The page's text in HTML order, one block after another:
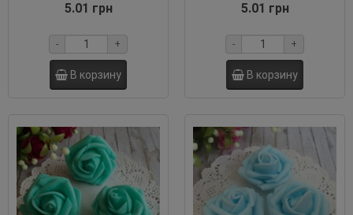
5.01 грн
- +
В корзину
5.01 грн
- +
В корзину